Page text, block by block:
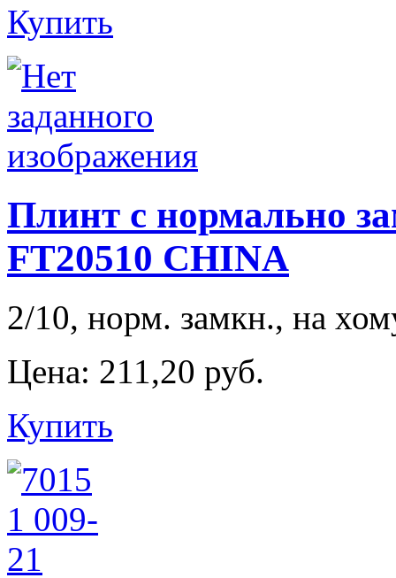
Купить
Плинт с нормально
FT20510 CHINA
2/10, норм. замкн., на
Цена: 211,20 руб.
Купить